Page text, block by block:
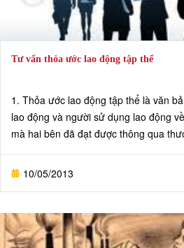
Tư vấn thỏa ước lao động tập thể
1. Thỏa ước lao động tập thể là văn
lao động và người sử dụng lao động
mà hai bên đã đạt được thông qua
nghiệp, thỏa ước lao động tập thể
quy định của pháp luật và phải có lợi
với quy định của pháp luật.
10/05/2013